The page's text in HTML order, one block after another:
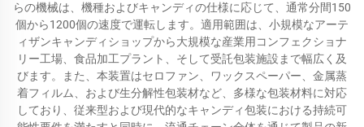
らの機械は、機種およびキャンディの仕様に応じて、通常分間150
個から1200個の速度で運転します。適用範囲は、小規模なアーテ
ィザンキャンディショップから大規模な産業用コンフェクショナ
リー工場、食品加工プラント、そして受託包装施設まで幅広く及
びます。また、本装置はセロファン、ワックスペーパー、金属蒸
着フィルム、および生分解性包装材など、多様な包装材料に対応
しており、従来型および現代的なキャンディ包装における持続可